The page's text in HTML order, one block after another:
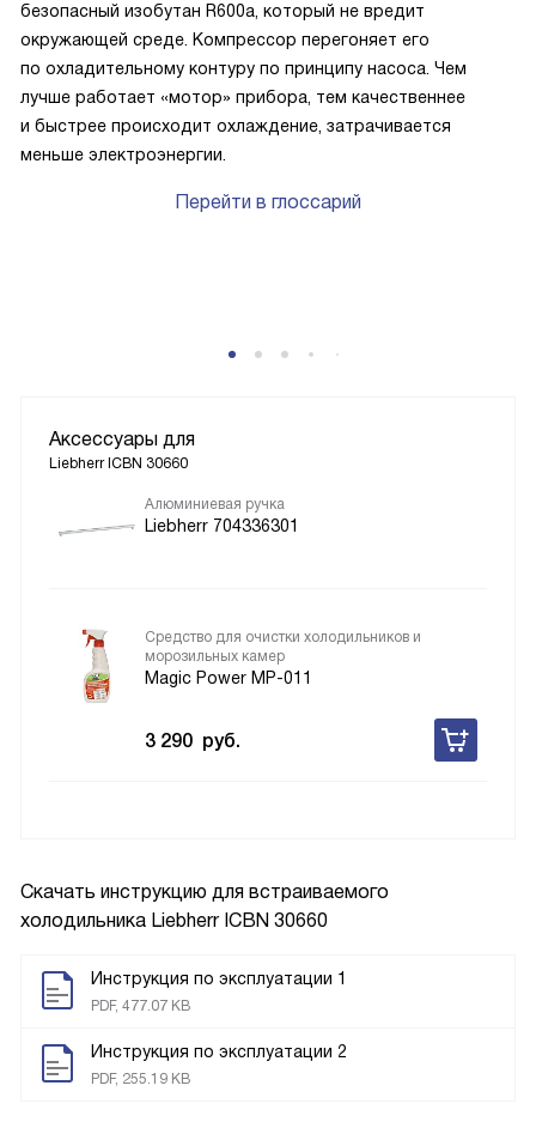
Скачать инструкцию для встраиваемого
холодильника Liebherr ICBN 30660
Инструкция по эксплуатации 1
PDF, 477.07 KB
Инструкция по эксплуатации 2
PDF, 255.19 KB
безопасный изобутан R600a, который не вредит
окружающей среде. Компрессор перегоняет его
по охладительному контуру по принципу насоса. Чем
лучше работает «мотор» прибора, тем качественнее
и быстрее происходит охлаждение, затрачивается
меньше электроэнергии.
Перейти в глоссарий
Аксессуары для
Liebherr ICBN 30660
Алюминиевая ручка
Liebherr 704336301
Средство для очистки холодильников и
морозильных камер
Magic Power MP-011
3 290 руб.